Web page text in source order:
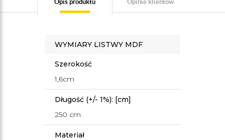
Opis produktu Opinie klientów
WYMIARY LISTWY MDF
Szerokość
1,6cm
Długość (+/- 1%): [cm]
250 cm
Materiał